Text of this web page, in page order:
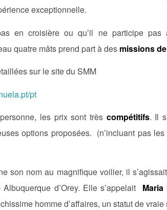
exceptionnelle.
en croisière ou qu’il ne participe
quatre mâts prend part à des missions
sur le site du SMM
pt
les prix sont très compétitifs. Il
options proposées. (n’incluant pas
son nom au magnifique voilier, il
d’Orey. Elle s’appelait Maria
homme d’affaires, un statut de vraie